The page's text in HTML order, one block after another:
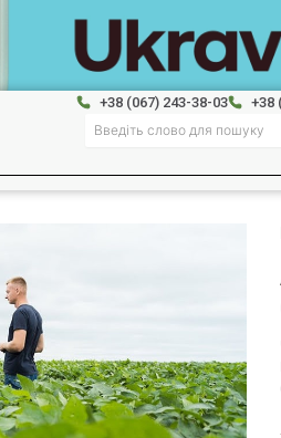
+38 (067) 243-38-03 +38
Search